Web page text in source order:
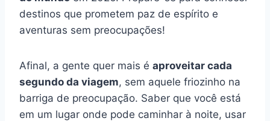
destinos que prometem paz de espírito e
aventuras sem preocupações!
Afinal, a gente quer mais é aproveitar cada
segundo da viagem, sem aquele friozinho na
barriga de preocupação. Saber que você está
em um lugar onde pode caminhar à noite, usar